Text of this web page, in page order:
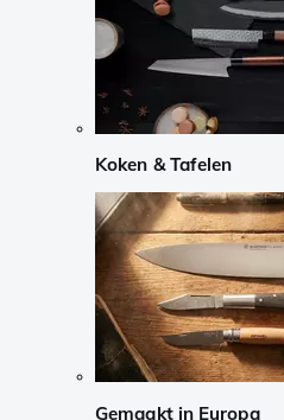
Koken & Tafelen
Gemaakt in Europa